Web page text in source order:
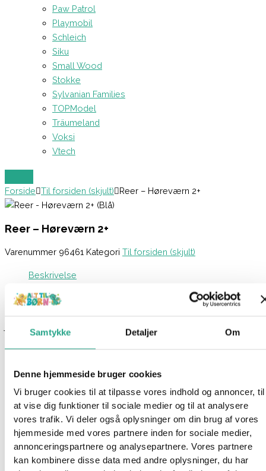
Samtykke Detaljer Om
Denne hjemmeside bruger cookies
Vi bruger cookies til at tilpasse vores indhold og annoncer, til
at vise dig funktioner til sociale medier og til at analysere
vores trafik. Vi deler også oplysninger om din brug af vores
hjemmeside med vores partnere inden for sociale medier,
annonceringspartnere og analysepartnere. Vores partnere
kan kombinere disse data med andre oplysninger, du har
Paw Patrol
Playmobil
Schleich
Siku
Small Wood
Stokke
Sylvanian Families
TOPModel
Träumeland
Voksi
Vtech
Forside Til forsiden (skjult) Reer – Høreværn 2+
Reer – Høreværn 2+
Varenummer 96461 Kategori Til forsiden (skjult)
Beskrivelse
med på farten.
Blødt hovedbånd for behagelig pasform uden pres
Sammenklappeligt og let design for nem transport
Materialer: Hudvenlig plastik, metal og bomuld
Støjreduktion: Høj frekvens (37 dB), mellem frekvens (26 dB),
lav frekvens (19 dB)
Farve: Blå (fås også i pink)